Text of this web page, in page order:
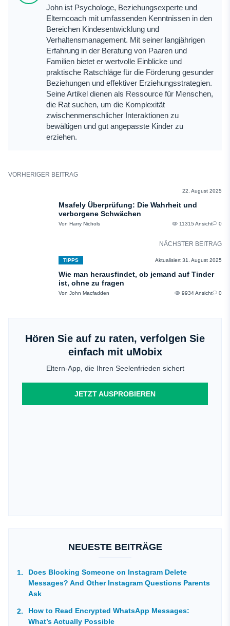
John ist Psychologe, Beziehungsexperte und
Elterncoach mit umfassenden Kenntnissen in den
Bereichen Kindesentwicklung und
Verhaltensmanagement. Mit seiner langjährigen
Erfahrung in der Beratung von Paaren und
Familien bietet er wertvolle Einblicke und
praktische Ratschläge für die Förderung gesunder
Beziehungen und effektiver Erziehungsstrategien.
Seine Artikel dienen als Ressource für Menschen,
die Rat suchen, um die Komplexität
zwischenmenschlicher Interaktionen zu
bewältigen und gut angepasste Kinder zu
erziehen.
VORHERIGER BEITRAG
22. August 2025
Msafely Überprüfung: Die Wahrheit und
verborgene Schwächen
Von Harry Nichols 11315 Ansicht 0
NÄCHSTER BEITRAG
TIPPS Aktualisiert 31. August 2025
Wie man herausfindet, ob jemand auf Tinder
ist, ohne zu fragen
Von John Macfadden 9934 Ansicht 0
Hören Sie auf zu raten, verfolgen Sie
einfach mit uMobix
Eltern-App, die Ihren Seelenfrieden sichert
JETZT AUSPROBIEREN
NEUESTE BEITRÄGE
Does Blocking Someone on Instagram Delete
Messages? And Other Instagram Questions Parents
Ask
How to Read Encrypted WhatsApp Messages:
What’s Actually Possible